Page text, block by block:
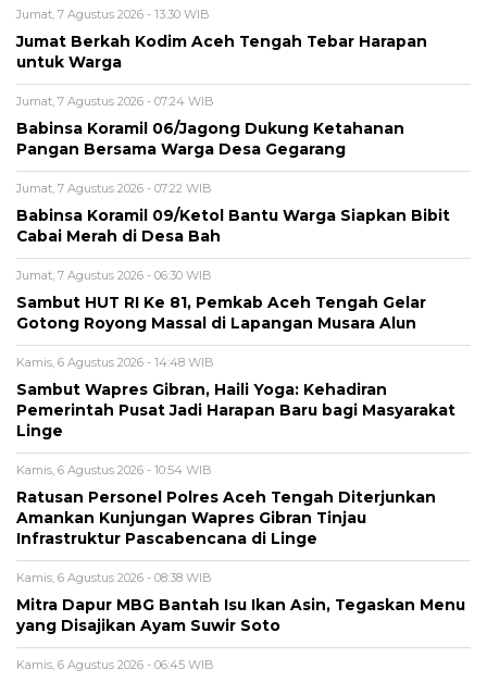
Jumat, 7 Agustus 2026 - 13:30 WIB
Jumat Berkah Kodim Aceh Tengah Tebar Harapan
untuk Warga
Jumat, 7 Agustus 2026 - 07:24 WIB
‎Babinsa Koramil 06/Jagong Dukung Ketahanan
Pangan Bersama Warga Desa Gegarang
Jumat, 7 Agustus 2026 - 07:22 WIB
‎Babinsa Koramil 09/Ketol Bantu Warga Siapkan Bibit
Cabai Merah di Desa Bah
Jumat, 7 Agustus 2026 - 06:30 WIB
Sambut HUT RI Ke 81, Pemkab Aceh Tengah Gelar
Gotong Royong Massal di Lapangan Musara Alun
Kamis, 6 Agustus 2026 - 14:48 WIB
‎Sambut Wapres Gibran, Haili Yoga: Kehadiran
Pemerintah Pusat Jadi Harapan Baru bagi Masyarakat
Linge
Kamis, 6 Agustus 2026 - 10:54 WIB
Ratusan Personel Polres Aceh Tengah Diterjunkan
Amankan Kunjungan Wapres Gibran Tinjau
Infrastruktur Pascabencana di Linge
Kamis, 6 Agustus 2026 - 08:38 WIB
‎Mitra Dapur MBG Bantah Isu Ikan Asin, Tegaskan Menu
yang Disajikan Ayam Suwir Soto
Kamis, 6 Agustus 2026 - 06:45 WIB